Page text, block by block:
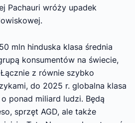
Pachauri wróży upadek
mln hinduska klasa średnia
konsumentów na świecie,
z równie szybko
do 2025 r. globalna klasa
ponad miliard ludzi. Będą
sprzęt AGD, ale także